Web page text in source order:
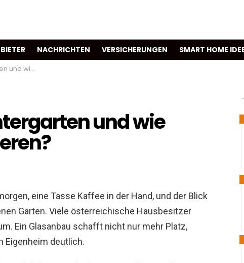
NACHRICHTEN VERSICHERUNGEN SMART HOME
finanzieren?
und wie
eine Tasse Kaffee in der Hand, und der Blick
Garten. Viele österreichische Hausbesitzer
Ein Glasanbau schafft nicht nur mehr Platz,
Eigenheim deutlich.